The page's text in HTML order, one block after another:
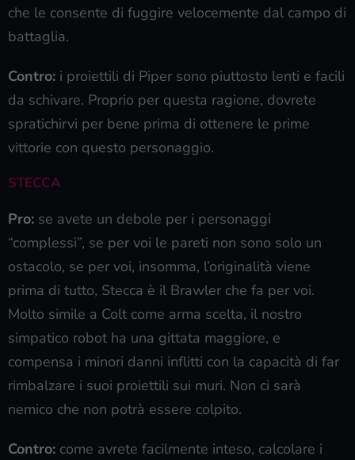
che le consente di fuggire velocemente dal campo di
battaglia.
Contro: i proiettili di Piper sono piuttosto lenti e facili
da schivare. Proprio per questa ragione, dovrete
spratichirvi per bene prima di ottenere le prime
vittorie con questo personaggio.
STECCA
Pro: se avete un debole per i personaggi
“complessi”, se per voi le pareti non sono solo un
ostacolo, se per voi, insomma, l’originalità viene
prima di tutto, Stecca è il Brawler che fa per voi.
Molto simile a Colt come arma scelta, il nostro
simpatico robot ha una gittata maggiore, e
compensa i minori danni inflitti con la capacità di far
rimbalzare i suoi proiettili sui muri. Non ci sarà
nemico che non potrà essere colpito.
Contro: come avrete facilmente inteso, calcolare i